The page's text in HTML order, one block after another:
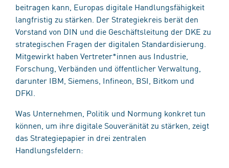
beitragen kann, Europas digitale Handlungsfähigkeit
langfristig zu stärken. Der Strategiekreis berät den
Vorstand von DIN und die Geschäftsleitung der DKE zu
strategischen Fragen der digitalen Standardisierung.
Mitgewirkt haben Vertreter*innen aus Industrie,
Forschung, Verbänden und öffentlicher Verwaltung,
darunter IBM, Siemens, Infineon, BSI, Bitkom und
DFKI.
Was Unternehmen, Politik und Normung konkret tun
können, um ihre digitale Souveränität zu stärken, zeigt
das Strategiepapier in drei zentralen
Handlungsfeldern: